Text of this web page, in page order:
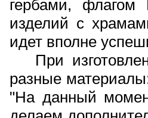
гербами,
изделий с
идет вполне
При
разные
"На данный